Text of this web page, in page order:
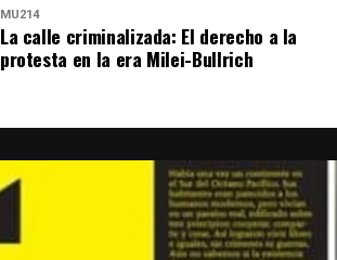
MU214
La calle criminalizada: El derecho a la
protesta en la era Milei-Bullrich